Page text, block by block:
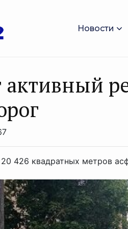
Новости
активный
426 квадратных метров